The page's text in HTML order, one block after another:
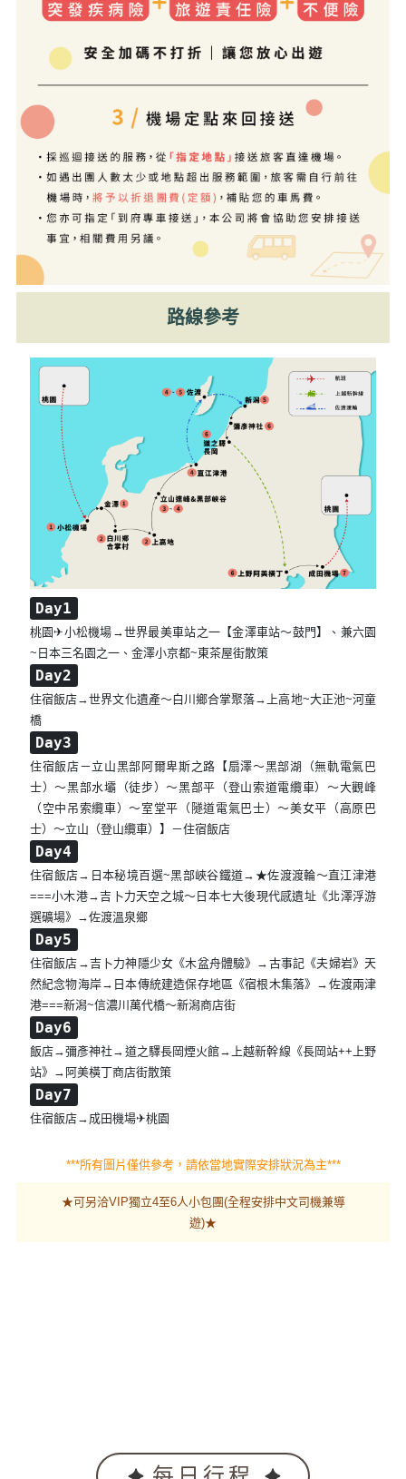
路線參考
Day1
桃園✈小松機場→世界最美⾞站之⼀【⾦澤⾞站～⿎⾨】、兼六園
~日本三名園之一、金澤小京都~東茶屋街散策
Day2
住宿飯店→世界文化遺產～白川鄉合掌聚落→上高地~大正池~河童
橋
Day3
住宿飯店－立山黑部阿爾卑斯之路【扇澤～黑部湖（無軌電氣巴
士）～黑部水壩（徒步）～黑部平（登山索道電纜車）～大觀峰
（空中吊索纜車）～室堂平（隧道電氣巴士）～美女平（高原巴
士）～立山（登山纜車）】－住宿飯店
Day4
住宿飯店→日本秘境百選~黑部峽谷鐵道→★佐渡渡輪～直江津港
===小木港→吉卜力天空之城～日本七大後現代感遺址《北澤浮游
選礦場》→佐渡溫泉鄉
Day5
住宿飯店→吉卜力神隱少女《木盆舟體驗》→古事記《夫婦岩》天
然紀念物海岸→日本傳統建造保存地區《宿根木集落》→佐渡兩津
港===新潟~信濃川萬代橋～新潟商店街
Day6
飯店→彌彥神社→道之驛長岡煙火館→上越新幹線《長岡站++上野
站》→阿美橫丁商店街散策
Day7
住宿飯店→成田機場✈桃園
***所有圖片僅供參考，請依當地實際安排狀況為主***
★可另洽VIP獨立4至6人小包團(全程安排中文司機兼導
遊)★